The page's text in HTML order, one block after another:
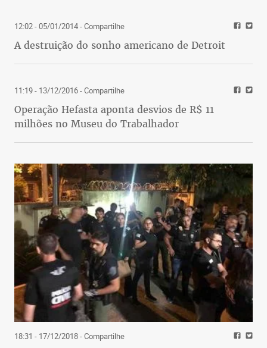
12:02 - 05/01/2014- Compartilhe
A destruição do sonho americano de Detroit
11:19 - 13/12/2016- Compartilhe
Operação Hefasta aponta desvios de R$ 11
milhões no Museu do Trabalhador
18:31 - 17/12/2018- Compartilhe